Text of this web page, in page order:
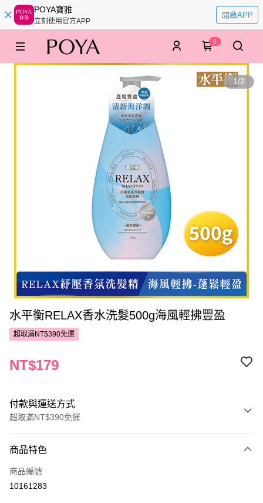
POYA寶雅
立刻使用官方APP
開啟APP
0
1/2
水平衡RELAX香水洗髮500g海風輕拂豐盈
超取滿NT$390免運
NT$179
付款與運送方式
超取滿NT$390免運
POYA支付
信用卡一次付款
商品特色
商品編號
10161283